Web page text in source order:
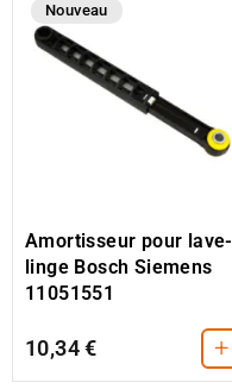
Nouveau
Amortisseur pour lave-
linge Bosch Siemens
11051551
10,34 € +